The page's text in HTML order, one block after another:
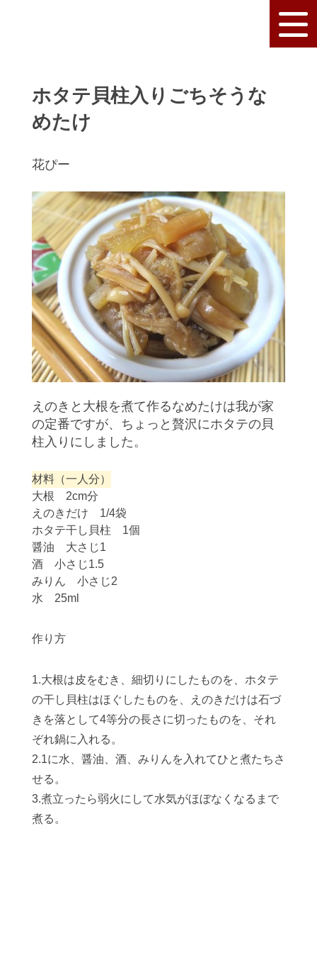
ホタテ貝柱入りごちそうな
めたけ
花ぴー
えのきと大根を煮て作るなめたけは我が家
の定番ですが、ちょっと贅沢にホタテの貝
柱入りにしました。
材料（一人分）
大根 2cm分
えのきだけ 1/4袋
ホタテ干し貝柱 1個
醤油 大さじ1
酒 小さじ1.5
みりん 小さじ2
水 25ml
作り方
1.大根は皮をむき、細切りにしたものを、ホタテ
の干し貝柱はほぐしたものを、えのきだけは石づ
きを落として4等分の長さに切ったものを、それ
ぞれ鍋に入れる。
2.1に水、醤油、酒、みりんを入れてひと煮たちさ
せる。
3.煮立ったら弱火にして水気がほぼなくなるまで
煮る。